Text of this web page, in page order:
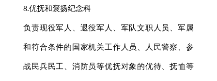
8.优抚和褒扬纪念科
负责现役军人、退役军人、军队文职人员、军属
和符合条件的国家机关工作人员、人民警察、参
战民兵民工、消防员等优抚对象的优待、抚恤等